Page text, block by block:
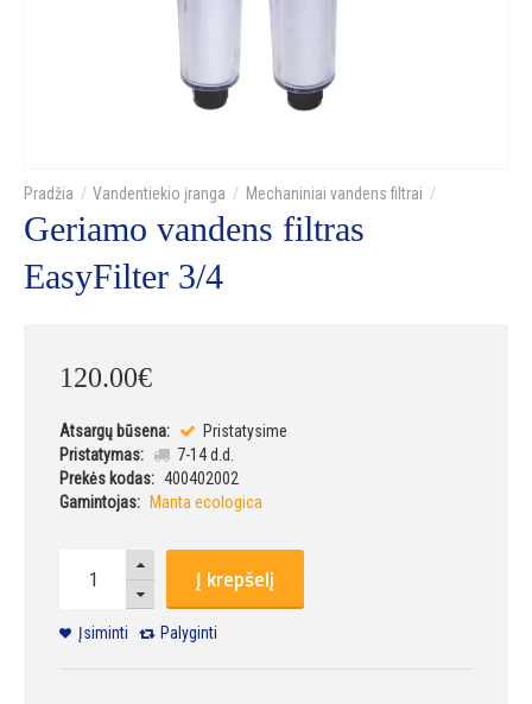
Vandentiekio įranga Mechaniniai vandens filtrai
Geriamo vandens filtras
EasyFilter 3/4
120.00€
Atsargų būsena:
Pristatysime
Pristatymas:
7-14 d.d.
Prekės kodas: 400402002
Gamintojas:
Manta ecologica
Į krepšelį
Įsiminti Palyginti